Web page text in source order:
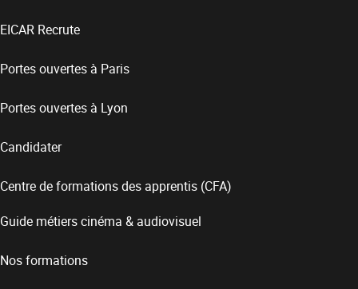
EICAR Recrute
Portes ouvertes à Paris
Portes ouvertes à Lyon
Candidater
Centre de formations des apprentis (CFA)
Guide métiers cinéma & audiovisuel
Nos formations